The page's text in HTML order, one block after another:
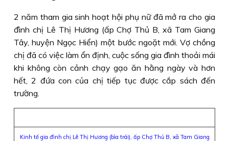
2 năm tham gia sinh hoạt hội phụ nữ đã mở ra cho gia
đình chị Lê Thị Hương (ấp Chợ Thủ B, xã Tam Giang
Tây, huyện Ngọc Hiển) một bước ngoặt mới. Vợ chồng
chị đã có việc làm ổn định, cuộc sống gia đình thoải mái
khi không còn cảnh chạy gạo ăn hằng ngày và hơn
hết, 2 đứa con của chị tiếp tục được cắp sách đến
trường.
Kinh tế gia đình chị Lê Thị Hương (bìa trái), ấp Chợ Thủ B, xã Tam Giang